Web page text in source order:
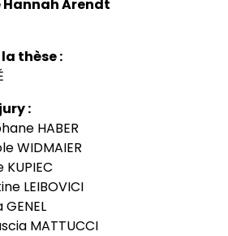
Hannah Arendt
thèse :
:
HABER
WIDMAIER
LEIBOVICI
MATTUCCI